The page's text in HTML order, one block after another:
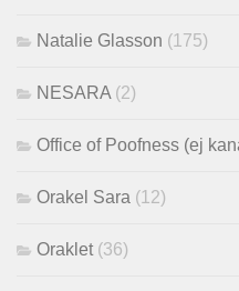
Natalie Glasson (175)
NESARA (2)
Office of Poofness (ej
Orakel Sara (12)
Oraklet (36)